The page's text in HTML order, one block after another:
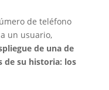
de teléfono
un usuario,
de una de
de su historia: los